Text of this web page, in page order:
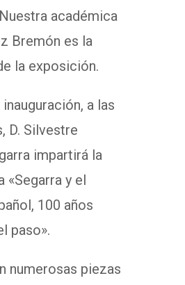
académica
Bremón es la
la exposición.
a las
D. Silvestre
impartirá la
«Segarra y el
100 años
paso».
numerosas piezas